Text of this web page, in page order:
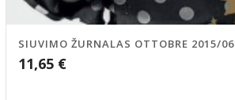
SIUVIMO ŽURNALAS OTTOBRE 2015/06
11,65 €